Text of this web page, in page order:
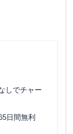
しでチャー
日間無利